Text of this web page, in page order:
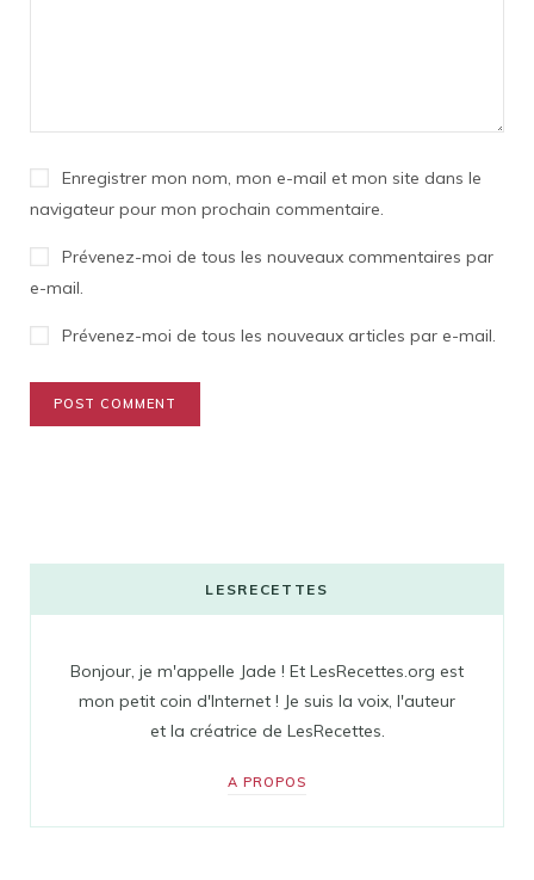
Enregistrer mon nom, mon e-mail et mon site dans le
navigateur pour mon prochain commentaire.
Prévenez-moi de tous les nouveaux commentaires par
e-mail.
Prévenez-moi de tous les nouveaux articles par e-mail.
LESRECETTES
Bonjour, je m'appelle Jade ! Et LesRecettes.org est
mon petit coin d'Internet ! Je suis la voix, l'auteur
et la créatrice de LesRecettes.
A PROPOS